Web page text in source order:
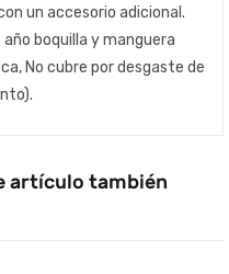
un accesorio adicional.
boquilla y manguera
No cubre por desgaste de
artículo también